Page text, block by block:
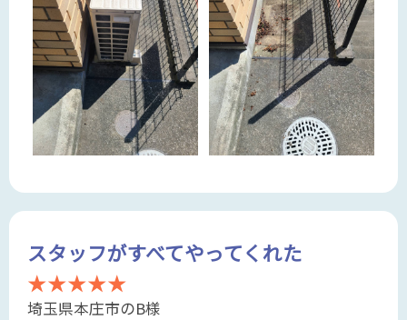
スタッフがすべてやってくれた
★★★★★
埼玉県本庄市のB様